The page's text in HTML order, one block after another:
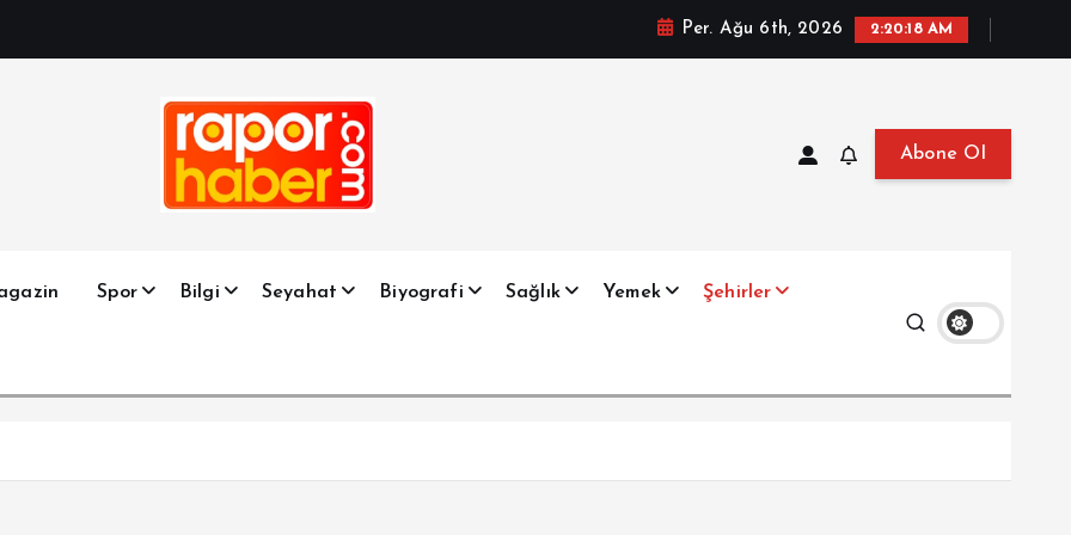
Per. Ağu 6th, 2026 2:20:19 AM
Abone Ol
Spor Bilgi Seyahat Biyografi Sağlık Yemek Şehirler